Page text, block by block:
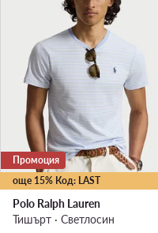
още 15% Код: LAST
Промоция
Polo Ralph Lauren
Тишърт · Светлосин